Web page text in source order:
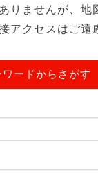
りませんが、地
アクセスはご遠
ワードからさがす